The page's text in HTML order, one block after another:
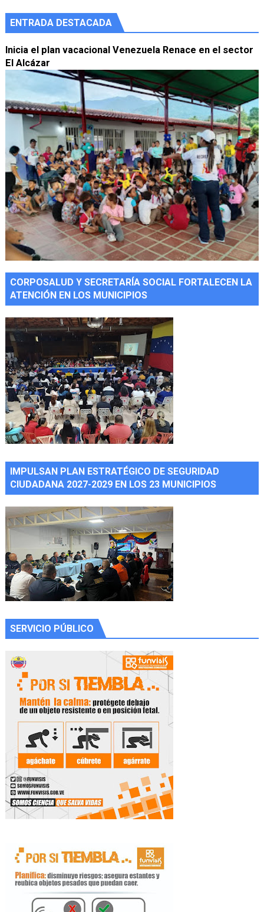
ENTRADA DESTACADA
Inicia el plan vacacional Venezuela Renace en el sector
El Alcázar
CORPOSALUD Y SECRETARÍA SOCIAL FORTALECEN LA
ATENCIÓN EN LOS MUNICIPIOS
IMPULSAN PLAN ESTRATÉGICO DE SEGURIDAD
CIUDADANA 2027-2029 EN LOS 23 MUNICIPIOS
SERVICIO PÚBLICO